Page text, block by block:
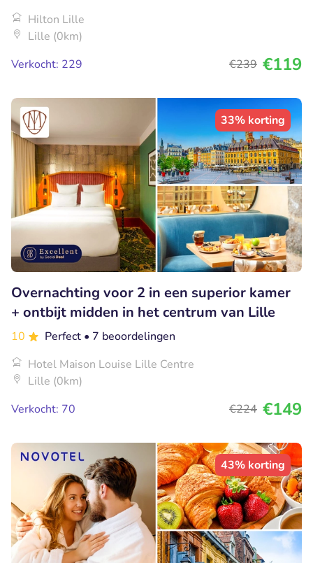
Hilton Lille
Lille (0km)
Verkocht: 229
€239 €119
33% korting
Overnachting voor 2 in een superior kamer
+ ontbijt midden in het centrum van Lille
10 Perfect • 7 beoordelingen
Hotel Maison Louise Lille Centre
Lille (0km)
Verkocht: 70
€224 €149
43% korting